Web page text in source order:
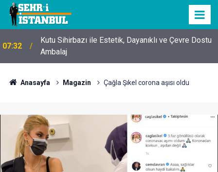
07:32
Kutu Sihirbazı ile Estetik, Dayanıklı ve Çevre Dostu
Ambalaj
Anasayfa Magazin Çağla Şıkel corona aşısı oldu